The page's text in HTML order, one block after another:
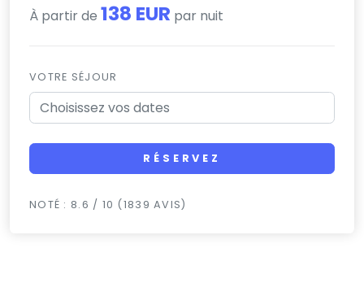
À partir de 138 EUR par nuit
VOTRE SÉJOUR
RÉSERVEZ
NOTÉ : 8.6 / 10 (1839 AVIS)